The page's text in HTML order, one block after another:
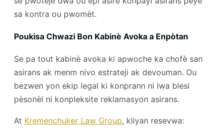
sa kontra ou pwomèt.
Poukisa Chwazi Bon Kabinè Avoka a Enpòtan
Se pa tout kabinè avoka ki apwoche ka chofè san
asirans ak menm nivo estrateji ak devouman. Ou
bezwen yon ekip legal ki konprann ni lwa blesi
pèsonèl ni konpleksite reklamasyon asirans.
At Kremenchuker Law Group, kliyan resevwa: